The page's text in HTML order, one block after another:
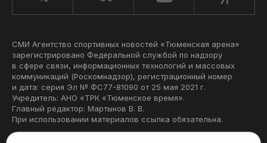
СМИ Агентство спортивных новостей «Тюменская арена»
зарегистрировано Федеральной службой по надзору
в сфере связи, информационных технологий и массовых
коммуникаций (Роскомнадзор), регистрационный номер
и дата: серия Эл № ФС77-81090 от 25 мая 2021 г.
Учредитель: АНО «ТРК «Тюменское время».
Главный редактор: Мартынов В. В.
При использовании материалов ссылка обязательна.